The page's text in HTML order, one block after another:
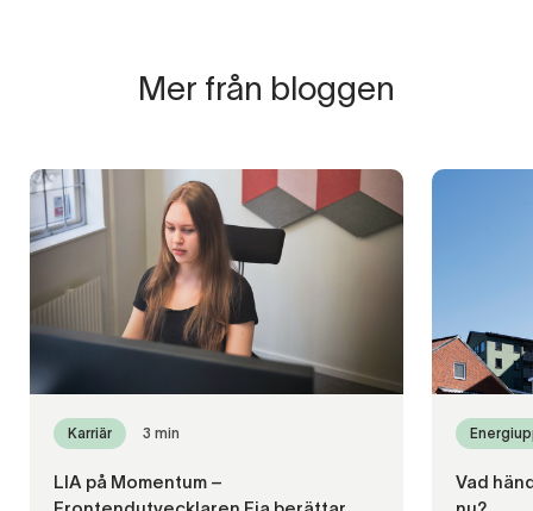
Mer från bloggen
Karriär 3 min
LIA på Momentum –
Vad